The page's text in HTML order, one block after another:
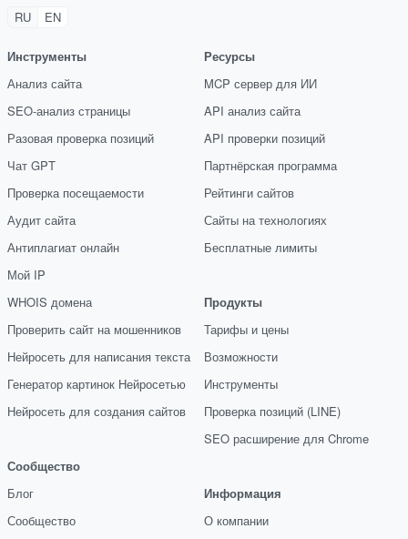
RU EN
Инструменты
Анализ сайта
SEO-анализ страницы
Разовая проверка позиций
Чат GPT
Проверка посещаемости
Аудит сайта
Антиплагиат онлайн
Мой IP
WHOIS домена
Проверить сайт на мошенников
Нейросеть для написания текста
Генератор картинок Нейросетью
Нейросеть для создания сайтов
Сообщество
Блог
Сообщество
Ресурсы
MCP сервер для ИИ
API анализ сайта
API проверки позиций
Партнёрская программа
Рейтинги сайтов
Сайты на технологиях
Бесплатные лимиты
Продукты
Тарифы и цены
Возможности
Инструменты
Проверка позиций (LINE)
SEO расширение для Chrome
Информация
О компании